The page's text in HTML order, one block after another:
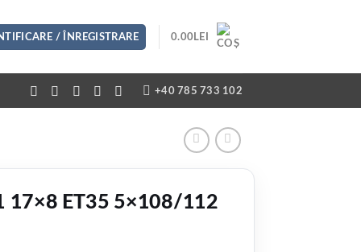
/ ÎNREGISTRARE 0.00 LEI
+40 785 733 102
17×8 ET35 5×108/112